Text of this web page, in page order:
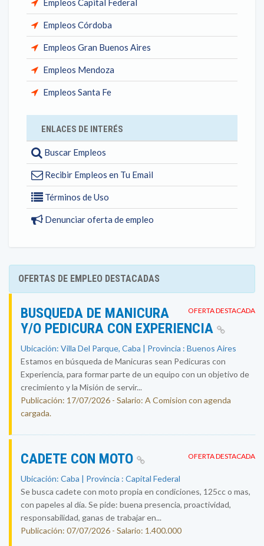
Empleos Capital Federal
Empleos Córdoba
Empleos Gran Buenos Aires
Empleos Mendoza
Empleos Santa Fe
ENLACES DE INTERÉS
Buscar Empleos
Recibir Empleos en Tu Email
Términos de Uso
Denunciar oferta de empleo
OFERTAS DE EMPLEO DESTACADAS
OFERTA DESTACADA
BUSQUEDA DE MANICURA
Y/O PEDICURA CON EXPERIENCIA
Ubicación: Villa Del Parque, Caba | Provincia : Buenos Aires
Estamos en búsqueda de Manicuras sean Pedicuras con
Experiencia, para formar parte de un equipo con un objetivo de
crecimiento y la Misión de servir...
Publicación: 17/07/2026 - Salario: A Comision con agenda
cargada.
OFERTA DESTACADA
CADETE CON MOTO
Ubicación: Caba | Provincia : Capital Federal
Se busca cadete con moto propia en condiciones, 125cc o mas,
con papeles al día. Se pide: buena presencia, proactividad,
responsabilidad, ganas de trabajar en...
Publicación: 07/07/2026 - Salario: 1.400.000